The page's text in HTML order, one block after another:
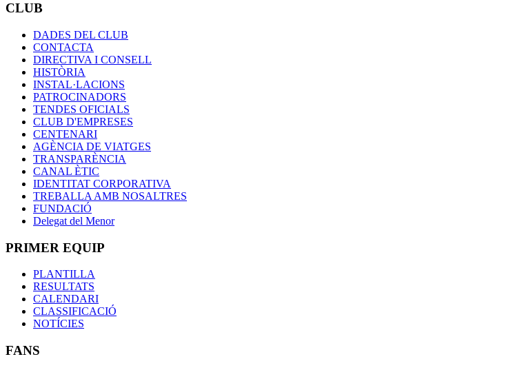
CLUB
DADES DEL CLUB
CONTACTA
DIRECTIVA I CONSELL
HISTÒRIA
INSTAL·LACIONS
PATROCINADORS
TENDES OFICIALS
CLUB D'EMPRESES
CENTENARI
AGÈNCIA DE VIATGES
TRANSPARÈNCIA
CANAL ÈTIC
IDENTITAT CORPORATIVA
TREBALLA AMB NOSALTRES
FUNDACIÓ
Delegat del Menor
PRIMER EQUIP
PLANTILLA
RESULTATS
CALENDARI
CLASSIFICACIÓ
NOTÍCIES
FANS